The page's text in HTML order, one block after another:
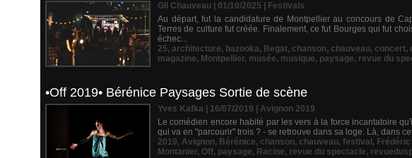
Gil Chauveau | 01/10/2025
Festivals
Au départ, fut la candidature de Montpellier au concours de
Terres de culture fut créée. Finalement, ce fut Bourges qui fut
échec...
25, architecture, bazooka, Begat, chanson, chauveau, concert,
magazine, Montpellier, musée, musique, paysage, revue du
•Off 2019• Bérénice Paysages Sortie de scène
Yves Kafka | 16/07/2019
Avignon 2019
Le comédien encore habité par les vers à la force incantatoire
qui va en "parcourir" trois ? - se retrouve dans sa loge. Là, dans
2019, Avignon, Bérénice, chanson, chauveau, festival ,
Montanier, Off, paysage, Racine, revue du spectacle,